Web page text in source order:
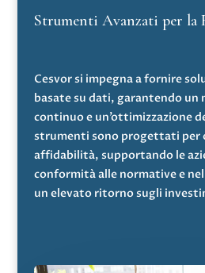
Strumenti Avanzati per la
Cesvor si impegna a fornire
basate su dati, garantendo un
continuo e un’ottimizzazione
strumenti sono progettati per
affidabilità, supportando le
conformità alle normative e
un elevato ritorno sugli